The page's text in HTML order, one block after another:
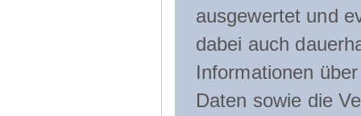
ausgewertet und
dabei auch
Informationen
Daten sowie die